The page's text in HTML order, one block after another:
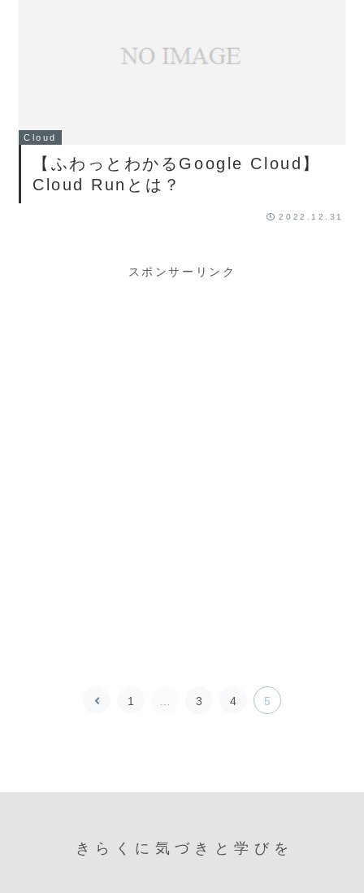
Cloud
【ふわっとわかるGoogle Cloud】
Cloud Runとは？
2022.12.31
スポンサーリンク
前 1 … 3 4 5
きらくに気づきと学びを